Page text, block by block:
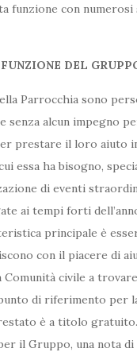
funzione con
DEL
Parrocchia sono
senza alcun impegno
prestare il loro aiuto
essa ha bisogno,
di eventi
ai tempi forti
principale è
con il piacere di
Comunità civile a
di riferimento per
è a titolo
il Gruppo, una nota di